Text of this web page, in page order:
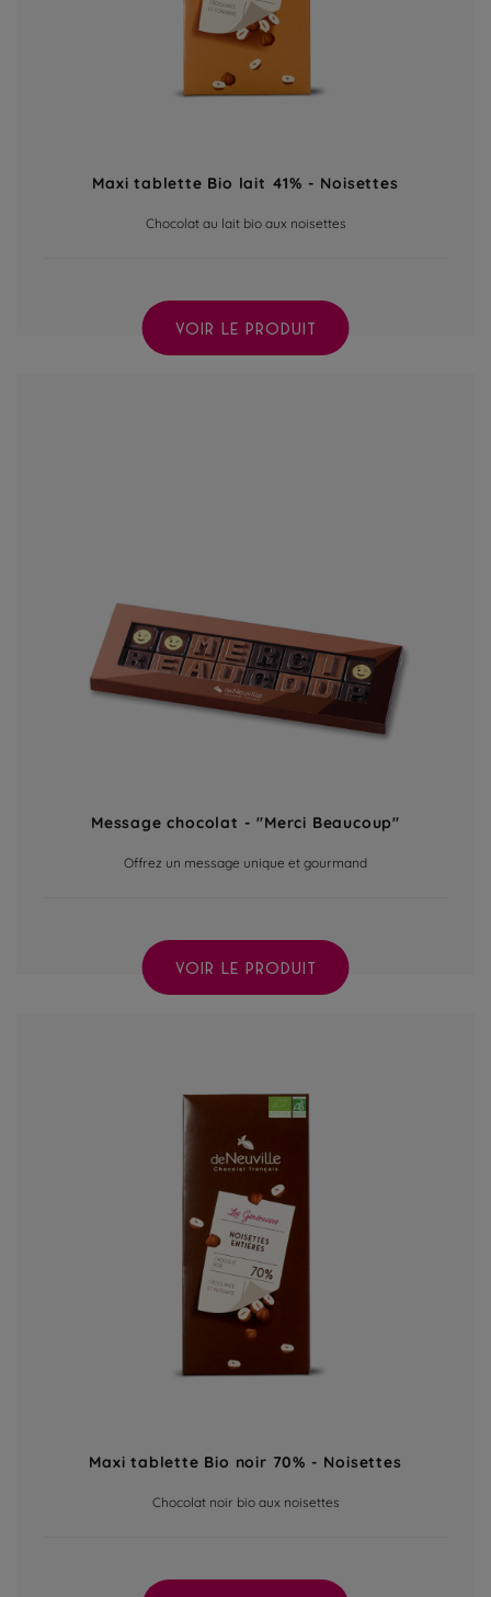
Maxi tablette Bio lait 41% - Noisettes
Chocolat au lait bio aux noisettes
VOIR LE PRODUIT
Message chocolat - "Merci Beaucoup"
Offrez un message unique et gourmand
VOIR LE PRODUIT
Maxi tablette Bio noir 70% - Noisettes
Chocolat noir bio aux noisettes